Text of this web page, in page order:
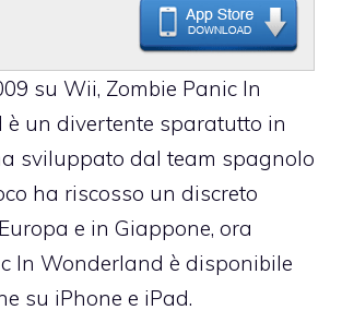
su Wii, Zombie Panic In
è un divertente sparatutto in
sviluppato dal team spagnolo
ha riscosso un discreto
e in Giappone, ora
In Wonderland è disponibile
su iPhone e iPad.